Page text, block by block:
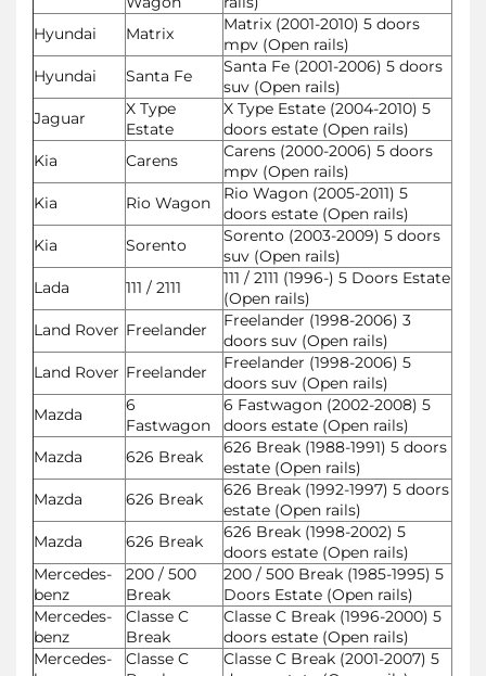
Hyundai
Matrix
Matrix (2001-2010) 5 doors
mpv (Open rails)
Hyundai
Santa Fe
Santa Fe (2001-2006) 5 doors
suv (Open rails)
Jaguar
X Type
Estate
X Type Estate (2004-2010) 5
doors estate (Open rails)
Kia
Carens
Carens (2000-2006) 5 doors
mpv (Open rails)
Kia
Rio Wagon
Rio Wagon (2005-2011) 5
doors estate (Open rails)
Kia
Sorento
Sorento (2003-2009) 5 doors
suv (Open rails)
Lada
111 / 2111
111 / 2111 (1996-) 5 Doors Estate
(Open rails)
Land Rover Freelander
Freelander (1998-2006) 3
doors suv (Open rails)
Land Rover Freelander
Freelander (1998-2006) 5
doors suv (Open rails)
Mazda
6
Fastwagon
6 Fastwagon (2002-2008) 5
doors estate (Open rails)
Mazda
626 Break
626 Break (1988-1991) 5 doors
estate (Open rails)
Mazda
626 Break
626 Break (1992-1997) 5 doors
estate (Open rails)
Mazda
626 Break
626 Break (1998-2002) 5
doors estate (Open rails)
Mercedes-
benz
200 / 500
Break
200 / 500 Break (1985-1995) 5
Doors Estate (Open rails)
Mercedes-
benz
Classe C
Break
Classe C Break (1996-2000) 5
doors estate (Open rails)
Mercedes-
Classe C
Classe C Break (2001-2007) 5